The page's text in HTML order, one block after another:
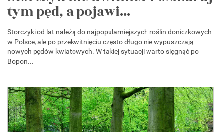
tym pęd, a pojawi...
Storczyki od lat należą do najpopularniejszych roślin doniczkowych
w Polsce, ale po przekwitnięciu często długo nie wypuszczają
nowych pędów kwiatowych. W takiej sytuacji warto sięgnąć po
Bopon...